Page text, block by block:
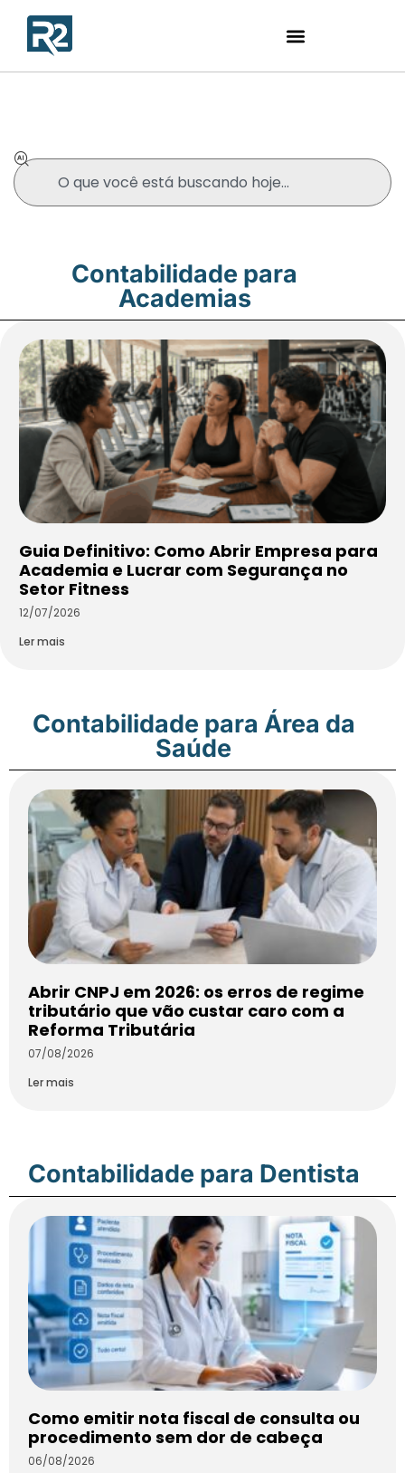
Contabilidade para
Academias
Guia Definitivo: Como Abrir Empresa para
Academia e Lucrar com Segurança no
Setor Fitness
12/07/2026
Ler mais
Contabilidade para Área da
Saúde
Abrir CNPJ em 2026: os erros de regime
tributário que vão custar caro com a
Reforma Tributária
07/08/2026
Ler mais
Contabilidade para Dentista
Como emitir nota fiscal de consulta ou
procedimento sem dor de cabeça
06/08/2026